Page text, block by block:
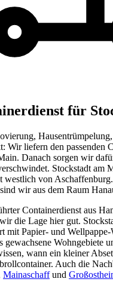
für
Wir liefern den passenden
Danach sorgen wir
Stockstadt am
westlich von
wir aus dem Raum
Containerdienst aus
die Lage hier gut.
mit Papier- und
gewachsene Wohngebiete
wann ein kleiner
Auch die
Mainaschaffund